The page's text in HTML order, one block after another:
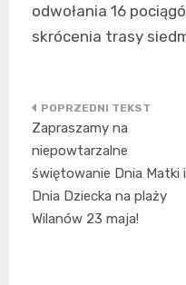
odwołania 16
skrócenia trasy
Nawigacja
wpisu
Zapraszamy na
niepowtarzalne
świętowanie Dnia Matki i
Dnia Dziecka na plaży
Wilanów 23 maja!